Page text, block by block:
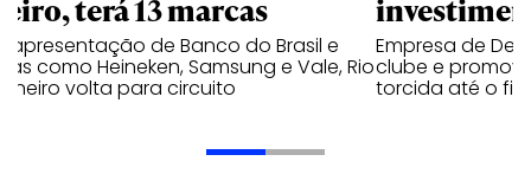
terá 13 marcas
apresentação de Banco do Brasil e
como Heineken, Samsung e Vale, Rio
volta para circuito
Empresa de
clube e
torcida até o